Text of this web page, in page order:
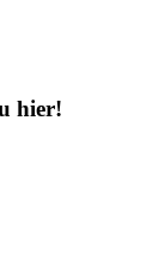
hier!